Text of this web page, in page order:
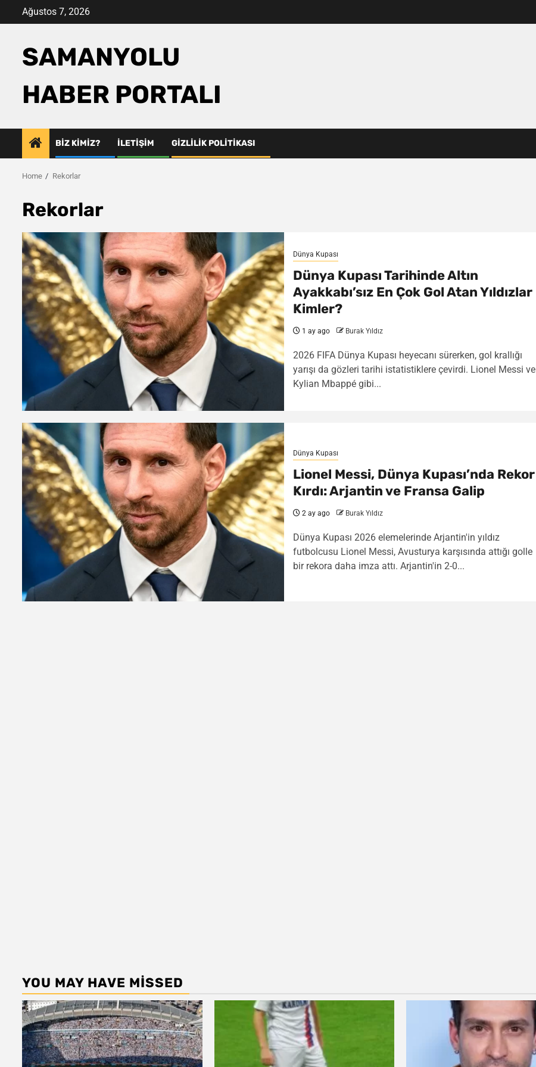
Ağustos 7, 2026
SAMANYOLU
HABER PORTALI
BIZ KIMIZ? İLETIŞIM GIZLILIK POLITIKASI
Home Rekorlar
Rekorlar
Dünya Kupası
Dünya Kupası Tarihinde Altın
Ayakkabı’sız En Çok Gol Atan Yıldızlar
Kimler?
1 ay ago Burak Yıldız
2026 FIFA Dünya Kupası heyecanı sürerken, gol krallığı
yarışı da gözleri tarihi istatistiklere çevirdi. Lionel Messi ve
Kylian Mbappé gibi...
Dünya Kupası
Lionel Messi, Dünya Kupası’nda Rekor
Kırdı: Arjantin ve Fransa Galip
2 ay ago Burak Yıldız
Dünya Kupası 2026 elemelerinde Arjantin'in yıldız
futbolcusu Lionel Messi, Avusturya karşısında attığı golle
bir rekora daha imza attı. Arjantin'in 2-0...
YOU MAY HAVE MISSED